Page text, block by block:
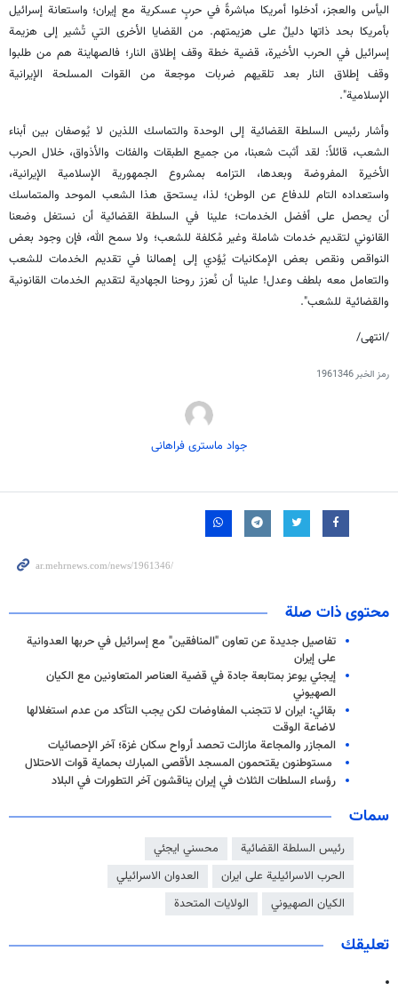
اليأس والعجز، أدخلوا أمريكا مباشرةً في حربٍ عسكرية مع إيران؛ واستعانة إسرائيل
بأمريكا بحد ذاتها دليلٌ على هزيمتهم. من القضايا الأخرى التي تُشير إلى هزيمة
إسرائيل في الحرب الأخيرة، قضية خطة وقف إطلاق النار؛ فالصهاينة هم من طلبوا
وقف إطلاق النار بعد تلقيهم ضربات موجعة من القوات المسلحة الإيرانية
الإسلامية".
وأشار رئيس السلطة القضائية إلى الوحدة والتماسك اللذين لا يُوصفان بين أبناء
الشعب، قائلاً: لقد أثبت شعبنا، من جميع الطبقات والفئات والأذواق، خلال الحرب
الأخيرة المفروضة وبعدها، التزامه بمشروع الجمهورية الإسلامية الإيرانية،
واستعداده التام للدفاع عن الوطن؛ لذا، يستحق هذا الشعب الموحد والمتماسك
أن يحصل على أفضل الخدمات؛ علينا في السلطة القضائية أن نستغل وضعنا
القانوني لتقديم خدمات شاملة وغير مُكلفة للشعب؛ ولا سمح الله، فإن وجود بعض
النواقص ونقص بعض الإمكانيات يُؤدي إلى إهمالنا في تقديم الخدمات للشعب
والتعامل معه بلطف وعدل! علينا أن نُعزز روحنا الجهادية لتقديم الخدمات القانونية
والقضائية للشعب".
/انتهى/
رمز الخبر1961346
جواد ماستری فراهانی
محتوى ذات صلة
تفاصيل جديدة عن تعاون "المنافقين" مع إسرائيل في حربها العدوانية
على إيران
إيجئي یوعز بمتابعة جادة في قضية العناصر المتعاونين مع الكيان
الصهيوني
بقائي: ايران لا تتجنب المفاوضات لكن يجب التأكد من عدم استغلالها
لاضاعة الوقت
المجازر والمجاعة مازالت تحصد أرواح سكان غزة؛ آخر الإحصائيات
مستوطنون يقتحمون المسجد الأقصى المبارك بحماية قوات الاحتلال
رؤساء السلطات الثلاث في إيران يناقشون آخر التطورات في البلاد
سمات
رئیس السلطة القضائیة
محسني ايجئي
الحرب الاسرائيلية على ايران
العدوان الاسرائيلي
الكيان الصهيوني
الولايات المتحدة
تعليقك